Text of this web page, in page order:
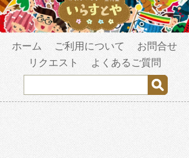
ホーム ご利用について
お問合せ
リクエスト
よくあるご質問